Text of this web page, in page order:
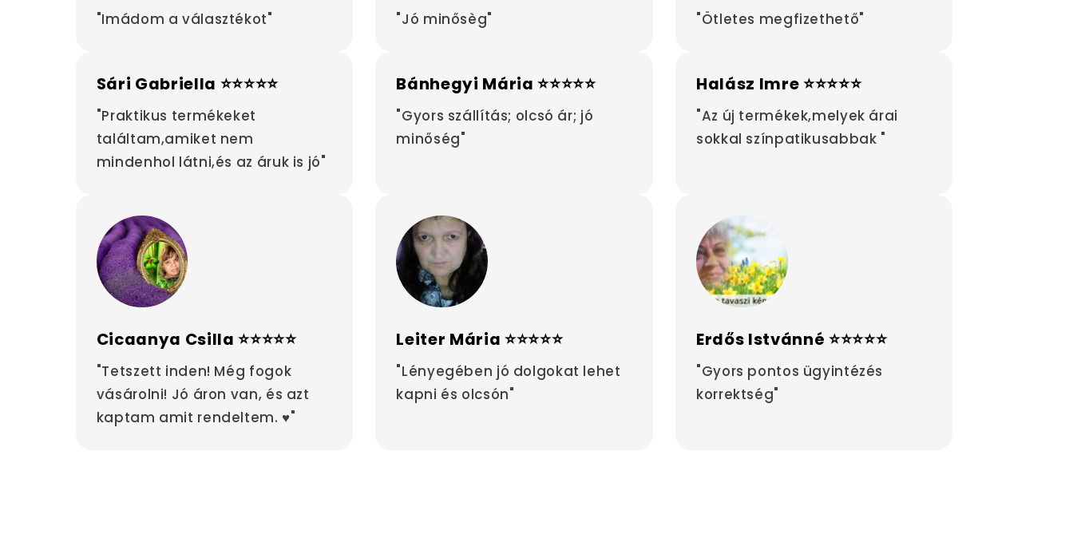
"Imádom a választékot" "Jó minősèg" "Ötletes megfizethető"
Sári Gabriella ⭐⭐⭐⭐⭐
"Praktikus termékeket
találtam,amiket nem
mindenhol látni,és az áruk is jó"
Bánhegyi Mária ⭐⭐⭐⭐⭐
"Gyors szállítás; olcsó ár; jó
minőség"
Halász Imre ⭐⭐⭐⭐⭐
"Az új termékek,melyek árai
sokkal színpatikusabbak "
Cicaanya Csilla ⭐⭐⭐⭐⭐
"Tetszett inden! Még fogok
vásárolni! Jó áron van, és azt
kaptam amit rendeltem. ♥"
Leiter Mária ⭐⭐⭐⭐⭐
"Lényegében jó dolgokat lehet
kapni és olcsón"
Erdős Istvánné ⭐⭐⭐⭐⭐
"Gyors pontos ügyintézés
korrektség"